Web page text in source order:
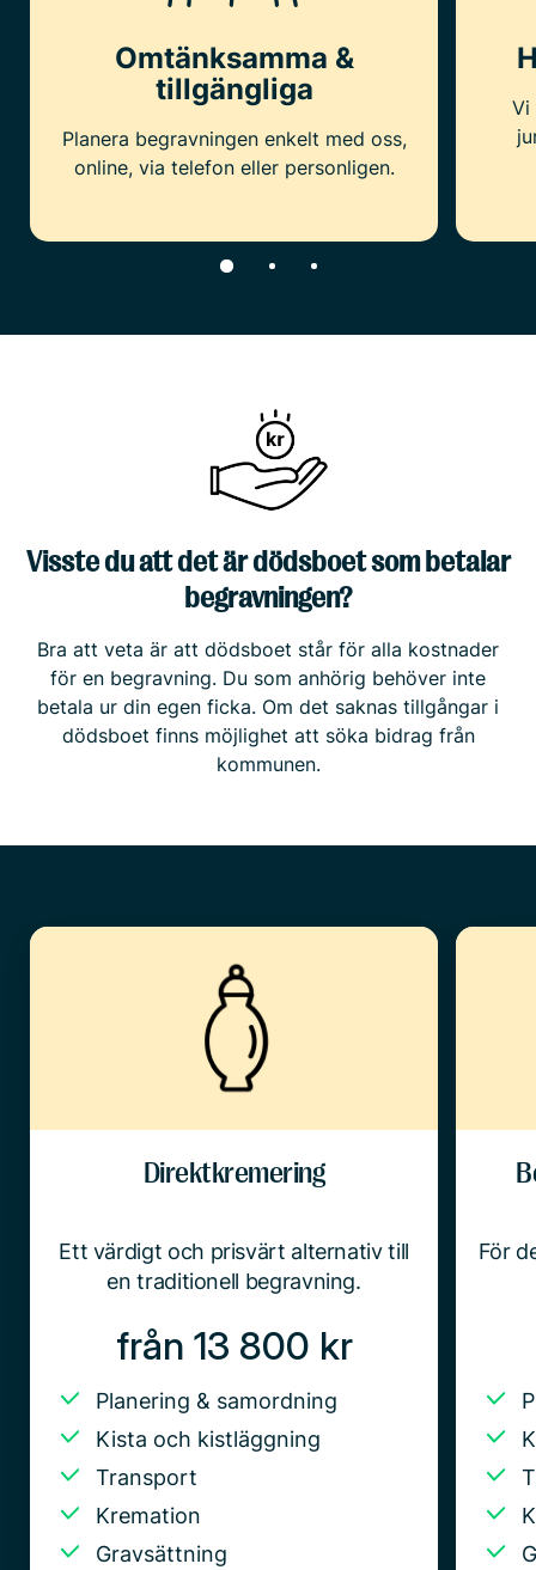
Omtänksamma &
tillgängliga
Planera begravningen enkelt med oss,
online, via telefon eller personligen.
Vi
Visste du att det är dödsboet som betalar
begravningen?
Bra att veta är att dödsboet står för alla kostnader
för en begravning. Du som anhörig behöver inte
betala ur din egen ficka. Om det saknas tillgångar i
dödsboet finns möjlighet att söka bidrag från
kommunen.
Direktkremering
Ett värdigt och prisvärt alternativ till
en traditionell begravning.
från 13 800 kr
Planering & samordning
Kista och kistläggning
Transport
Kremation
Gravsättning
För